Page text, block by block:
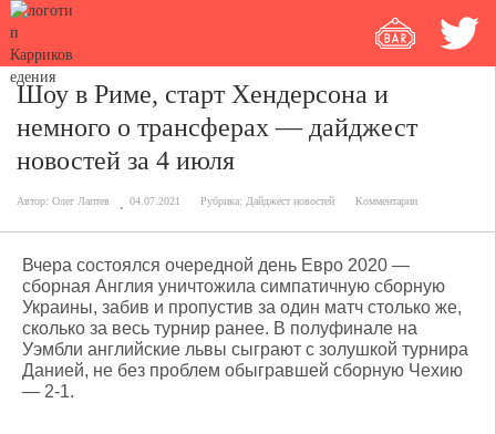
Шоу в Риме, старт Хендерсона и
немного о трансферах — дайджест
новостей за 4 июля
Автор: Олег Лаптев 04.07.2021 Рубрика: Дайджест новостей Комментарии
Вчера состоялся очередной день Евро 2020 —
сборная Англия уничтожила симпатичную сборную
Украины, забив и пропустив за один матч столько же,
сколько за весь турнир ранее. В полуфинале на
Уэмбли английские львы сыграют с золушкой турнира
Данией, не без проблем обыгравшей сборную Чехию
— 2-1.